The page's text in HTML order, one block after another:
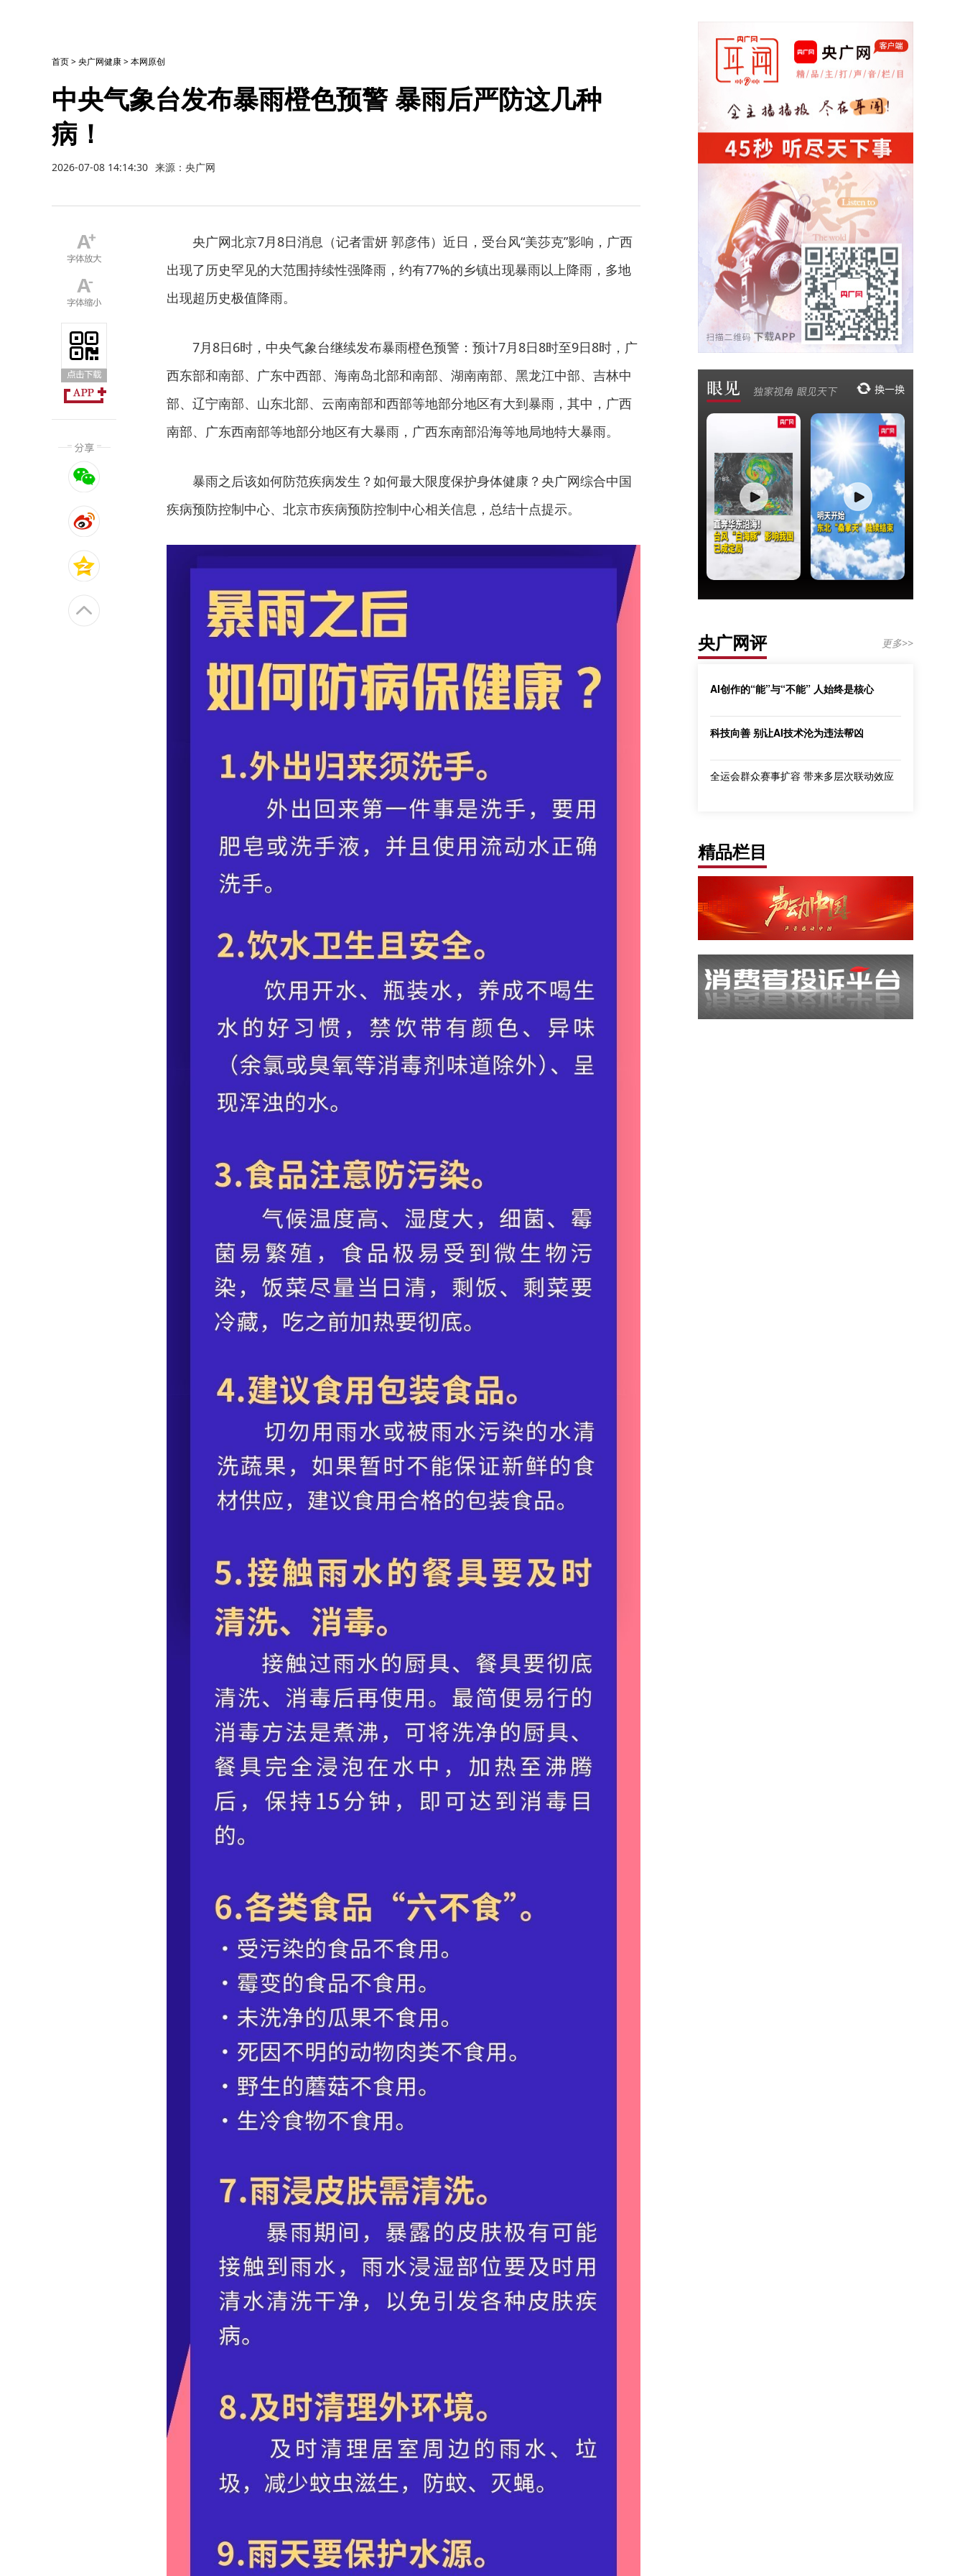
首页>央广网健康>本网原创
中央气象台发布暴雨橙色预警 暴雨后严防这几种
病！
2026-07-08 14:14:30 来源：央广网
央广网北京7月8日消息（记者雷妍 郭彦伟）近日，受台风“美莎克”影响，广西
出现了历史罕见的大范围持续性强降雨，约有77%的乡镇出现暴雨以上降雨，多地
出现超历史极值降雨。
7月8日6时，中央气象台继续发布暴雨橙色预警：预计7月8日8时至9日8时，广
西东部和南部、广东中西部、海南岛北部和南部、湖南南部、黑龙江中部、吉林中
部、辽宁南部、山东北部、云南南部和西部等地部分地区有大到暴雨，其中，广西
南部、广东西南部等地部分地区有大暴雨，广西东南部沿海等地局地特大暴雨。
暴雨之后该如何防范疾病发生？如何最大限度保护身体健康？央广网综合中国
疾病预防控制中心、北京市疾病预防控制中心相关信息，总结十点提示。
央广网评 更多>>
AI创作的“能”与“不能” 人始终是核心
科技向善 别让AI技术沦为违法帮凶
全运会群众赛事扩容 带来多层次联动效应
精品栏目